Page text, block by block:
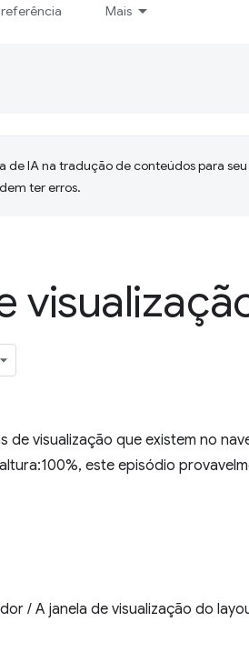
Mais
de IA na tradução de conteúdos para seu
ter erros.
de visualização que existem no
este episódio
/ A janela de visualização do